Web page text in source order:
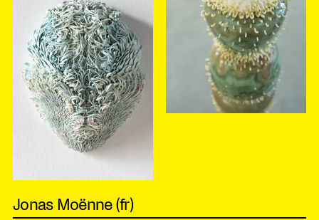
Jonas Moënne (fr)